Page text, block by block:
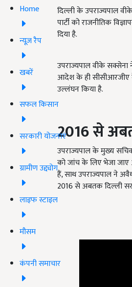
Home
न्यूज़ रैप
खबरें
सफल किसान
सरकारी योजनाएं
ग्रामीण उद्द्योग
लाइफ स्टाइल
मौसम
कंपनी समाचार
दिल्ली के उपराज्यपाल
पार्टी को राजनीतिक
दिया है.
उपराज्यपाल वीके
आदेश के ही सीसीआरजीए
उल्लंघन किया है.
2016से
उपराज्यपाल के मुख्य
को जांच के लिए भेजा जाए
हैं,साथ उपराज्यपाल ने
2016से अबतक दिल्ली